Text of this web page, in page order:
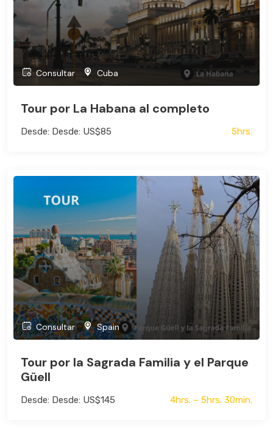
Consultar Cuba
Tour por La Habana al completo
Desde: Desde: US$85 5hrs.
Consultar Spain
Tour por la Sagrada Familia y el Parque
Güell
Desde: Desde: US$145 4hrs. – 5hrs. 30min.